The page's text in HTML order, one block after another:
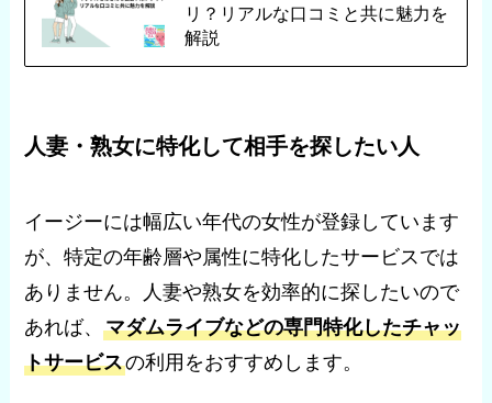
リ？リアルな口コミと共に魅力を
解説
人妻・熟女に特化して相手を探したい人
イージーには幅広い年代の女性が登録しています
が、特定の年齢層や属性に特化したサービスでは
ありません。人妻や熟女を効率的に探したいので
あれば、マダムライブなどの専門特化したチャッ
トサービスの利用をおすすめします。